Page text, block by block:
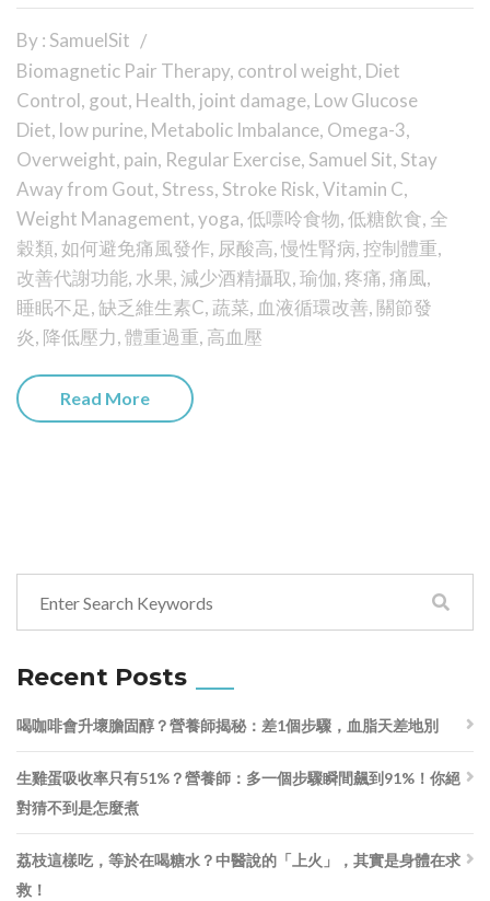
By : SamuelSit
Biomagnetic Pair Therapy, control weight, Diet
Control, gout, Health, joint damage, Low Glucose
Diet, low purine, Metabolic Imbalance, Omega-3,
Overweight, pain, Regular Exercise, Samuel Sit, Stay
Away from Gout, Stress, Stroke Risk,Vitamin C,
Weight Management,yoga,低嘌呤食物,低糖飲食,全
穀類,如何避免痛風發作, 尿酸高,慢性腎病,控制體重,
改善代謝功能,水果, 減少酒精攝取,瑜伽,疼痛,痛風,
睡眠不足,缺乏維生素C,蔬菜, 血液循環改善, 關節發
炎, 降低壓力,體重過重, 高血壓
Read More
Recent Posts
喝咖啡會升壞膽固醇？營養師揭秘：差1個步驟，血脂天差地別
生雞蛋吸收率只有51%？營養師：多一個步驟瞬間飆到91%！你絕
對猜不到是怎麼煮
荔枝這樣吃，等於在喝糖水？中醫說的「上火」，其實是身體在求
救！